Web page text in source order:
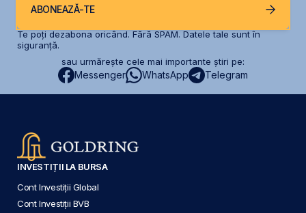
ABONEAZĂ-TE
Te poți dezabona oricând. Fără SPAM. Datele tale sunt în
siguranță.
sau urmărește cele mai importante știri pe:
Messenger WhatsApp Telegram
INVESTIȚII LA BURSA
Cont Investiții Global
Cont Investiții BVB